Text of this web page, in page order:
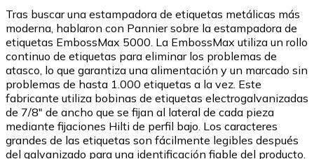
Tras buscar una estampadora de etiquetas metálicas más
moderna, hablaron con Pannier sobre la estampadora de
etiquetas EmbossMax 5000. La EmbossMax utiliza un rollo
continuo de etiquetas para eliminar los problemas de
atasco, lo que garantiza una alimentación y un marcado sin
problemas de hasta 1.000 etiquetas a la vez. Este
fabricante utiliza bobinas de etiquetas electrogalvanizadas
de 7/8″ de ancho que se fijan al lateral de cada pieza
mediante fijaciones Hilti de perfil bajo. Los caracteres
grandes de las etiquetas son fácilmente legibles después
del galvanizado para una identificación fiable del producto.